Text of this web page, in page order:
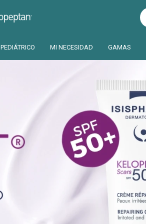
PEDIÁTRICO MI NECESIDAD GAMAS
Pilopeptan